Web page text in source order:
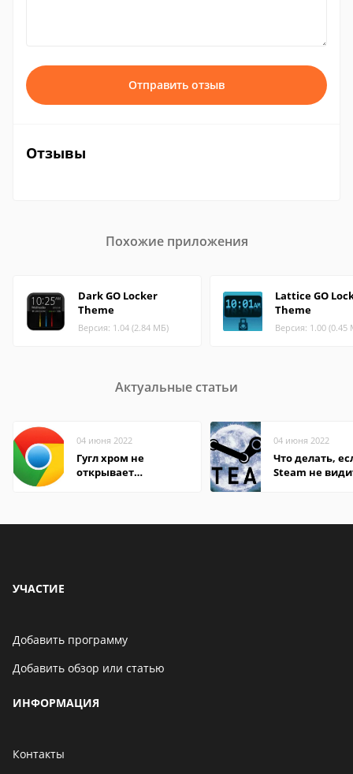
Отправить отзыв
Отзывы
Похожие приложения
Dark GO Locker
Theme
Версия: 1.04 (2.84 МБ)
Lattice GO
Theme
Версия: 1.00 (0.45
Актуальные статьи
04 июня 2022
Гугл хром не
открывает
04 июня 2022
Что делать,
Steam не
УЧАСТИЕ
Добавить программу
Добавить обзор или статью
ИНФОРМАЦИЯ
Контакты